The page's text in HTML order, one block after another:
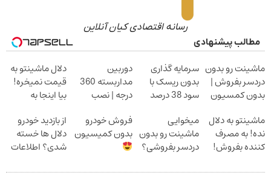
رسانه اقتصادی کیان آنلاین
مطالب پیشنهادی
ماشینت رو بدون
دردسر بفروش |
بدون کمسیون
سرمایه گذاری
بدون ریسک با
سود 38 درصد
دوربین
مداربسته 360
درجه | نصب
دلال ماشینتو به
قیمت نمیخره!
بیا اینجا به
بفروش*فقط
خریدار واقعی*
ماشینتو به دلال
نده! به مصرف
کننده بفروش!
یک تماس
میخوایی
ماشینت رو بدون
دردسر بفروشی؟
فروش خودرو
بدون کمیسیون
از بازدید خودرو
دلال ها خسته
شدی؟ اطلاعات
ثبت کن